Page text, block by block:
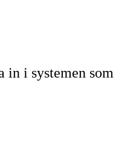
in i systemen som